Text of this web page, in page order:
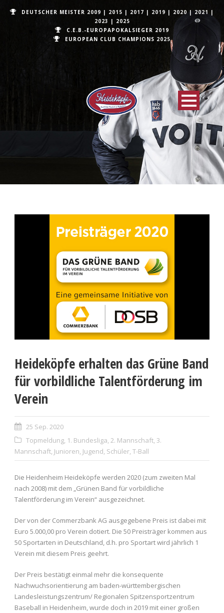
DEUTSCHER MEISTER 2009 | 2015 | 2017 | 2019 | 2020 | 2021 |
2023 | 2025
C.E.B.-EUROPAPOKALSIEGER 2019
EUROPEAN CLUB CHAMPIONS 2025
Heideköpfe erhalten das Grüne Band
für vorbildliche Talentförderung im
Verein
25 Sep. 2020
Topmeldung, 1. Bundesliga, 2. Mannschaft, 3.
Mannschaft, Junioren, Jugend, Schüler, T-Ball
Die Heidenheim Heideköpfe werden 2020 (zum zweiten Mal
nach 2008) mit dem „Grünen Band für vorbildliche
Talentförderung im Verein“ ausgezeichnet.
Der von der Commerzbank AG ausgegebene Preis ist dabei mit
Euro 5.000,00 pro Verein dotiert. Die 50 Preisträger kommen aus
50 Sportarten in Deutschland, d.h. pro Sportart wird jährlich 1
Verein mit diesem Preis geehrt.
Der Preis bestätigt einmal mehr die konsequente
Nachwuchsorientierung am baden-württembergischen
Landesleistungszentrum/ Regionalen Spitzensportzentrum
Baseball in Heidenheim, wurde doch in 2019 mit einer großen